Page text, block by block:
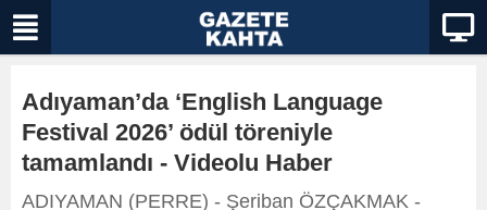
Adıyaman’da ‘English Language
Festival 2026’ ödül töreniyle
tamamlandı - Videolu Haber
ADIYAMAN (PERRE) - Şeriban ÖZÇAKMAK -